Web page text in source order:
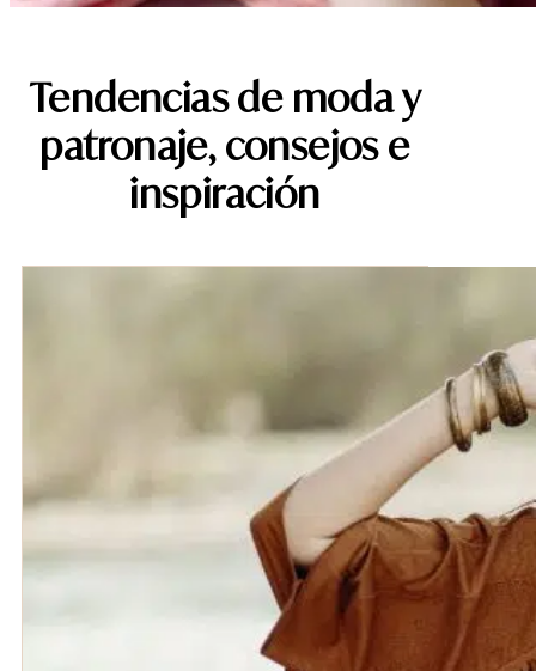
Tendencias de moda y
patronaje, consejos e
inspiración